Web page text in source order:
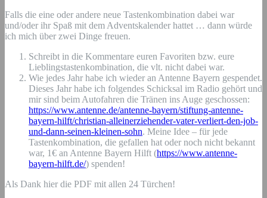
Falls die eine oder andere neue Tastenkombination dabei war
und/oder ihr Spaß mit dem Adventskalender hattet … dann würde
ich mich über zwei Dinge freuen.
Schreibt in die Kommentare euren Favoriten bzw. eure
Lieblingstastenkombination, die vlt. nicht dabei war.
Wie jedes Jahr habe ich wieder an Antenne Bayern gespendet.
Dieses Jahr habe ich folgendes Schicksal im Radio gehört und
mir sind beim Autofahren die Tränen ins Auge geschossen:
https://www.antenne.de/antenne-bayern/stiftung-antenne-
bayern-hilft/christian-alleinerziehender-vater-verliert-den-job-
und-dann-seinen-kleinen-sohn. Meine Idee – für jede
Tastenkombination, die gefallen hat oder noch nicht bekannt
war, 1€ an Antenne Bayern Hilft (https://www.antenne-
bayern-hilft.de/) spenden!
Als Dank hier die PDF mit allen 24 Türchen!